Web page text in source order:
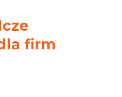
firm